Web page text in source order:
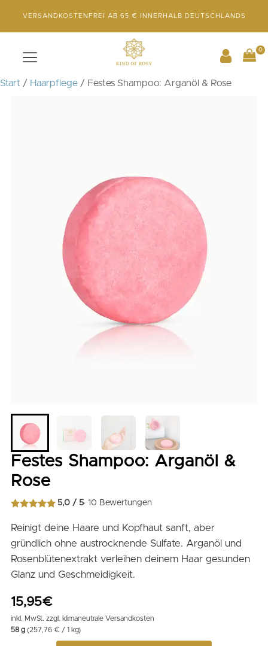
VERSANDKOSTENFREI AB 65 € INNERHALB DEUTSCHLANDS
0
Start / Haarpflege / Festes Shampoo: Arganöl & Rose
Festes Shampoo: Arganöl &
Rose
5.00von 5
5,0 / 5· 10 Bewertungen
Reinigt deine Haare und Kopfhaut sanft, aber
gründlich ohne austrocknende Sulfate. Arganöl und
Rosenblütenextrakt verleihen deinem Haar gesunden
Glanz und Geschmeidigkeit.
15,95€
inkl. MwSt. zzgl. klimaneutrale Versandkosten
58 g (257,76 € / 1 kg)